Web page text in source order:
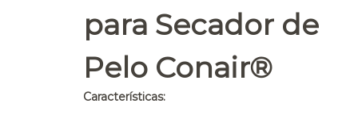
o
para Secador de
Pelo Conair®
Características: